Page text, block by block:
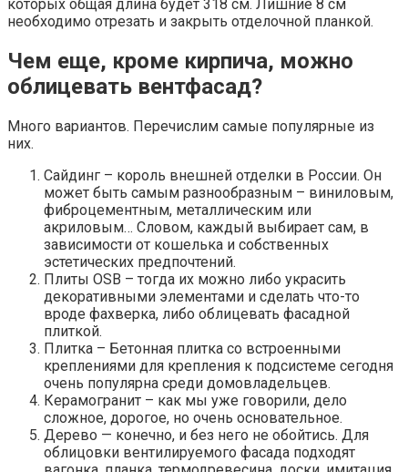
которых общая длина будет 318 см. Лишние 8 см
необходимо отрезать и закрыть отделочной планкой.
Чем еще, кроме кирпича, можно
облицевать вентфасад?
Много вариантов. Перечислим самые популярные из
них.
Сайдинг – король внешней отделки в России. Он
может быть самым разнообразным – виниловым,
фиброцементным, металлическим или
акриловым… Словом, каждый выбирает сам, в
зависимости от кошелька и собственных
эстетических предпочтений.
Плиты OSB – тогда их можно либо украсить
декоративными элементами и сделать что-то
вроде фахверка, либо облицевать фасадной
плиткой.
Плитка – Бетонная плитка со встроенными
креплениями для крепления к подсистеме сегодня
очень популярна среди домовладельцев.
Керамогранит – как мы уже говорили, дело
сложное, дорогое, но очень основательное.
Дерево — конечно, и без него не обойтись. Для
облицовки вентилируемого фасада подходят